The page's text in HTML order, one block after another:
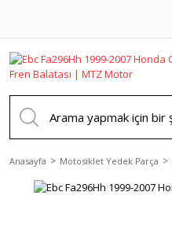
Anasayfa Motosiklet Yedek Parça